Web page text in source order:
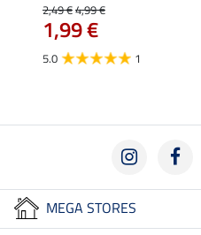
2,49 €4,99 €
1,99 €
5.0 1
MEGA STORES